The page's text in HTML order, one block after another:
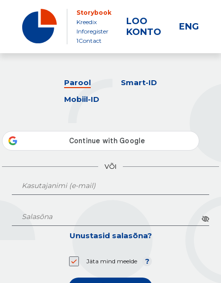
Storybook
Kreedix
Inforegister
1Contact
LOO
KONTO
ENG
Parool
Smart-ID
Mobiil-ID
VÕI
Unustasid salasõna?
Jäta mind meelde